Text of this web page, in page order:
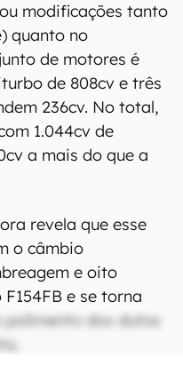
modificações tanto
quanto no
de motores é
de 808cv e três
236cv. No total,
1.044cv de
a mais do que a
revela que esse
o câmbio
e oito
e se torna
dos dutos